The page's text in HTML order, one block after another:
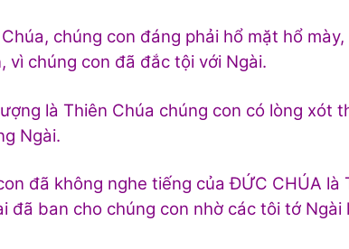
chúng con đáng phải hổ mặt hổ
vì chúng con đã đắc tội với Ngài.
là Thiên Chúa chúng con có lòng xót
Ngài.
đã không nghe tiếng của ĐỨC CHÚA
đã ban cho chúng con nhờ các tôi tớ Ngài